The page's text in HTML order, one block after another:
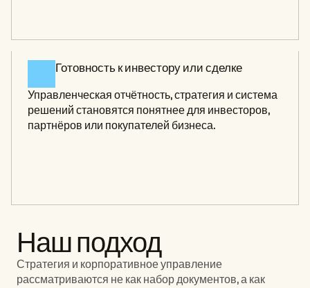
Готовность к инвестору или сделке
Управленческая отчётность, стратегия и система
решений становятся понятнее для инвесторов,
партнёров или покупателей бизнеса.
Наш подход
Стратегия и корпоративное управление
рассматриваются не как набор документов, а как